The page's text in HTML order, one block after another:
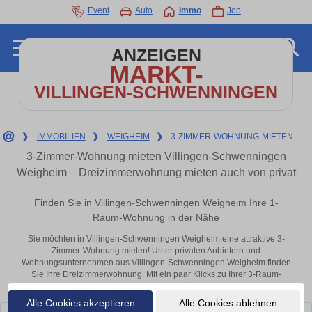
Alle Cookies akzeptieren Alle Cookies ablehnen
Event Auto Immo Job
ANZEIGEN
MARKT-
VILLINGEN-SCHWENNINGEN
❯ IMMOBILIEN ❯ WEIGHEIM ❯ 3-ZIMMER-WOHNUNG-MIETEN
3-Zimmer-Wohnung mieten Villingen-Schwenningen
Weigheim – Dreizimmerwohnung mieten auch von privat
Finden Sie in Villingen-Schwenningen Weigheim Ihre 1-
Raum-Wohnung in der Nähe
Sie möchten in Villingen-Schwenningen Weigheim eine attraktive 3-
Zimmer-Wohnung mieten! Unter privaten Anbietern und
Wohnungsunternehmen aus Villingen-Schwenningen Weigheim finden
Sie Ihre Dreizimmerwohnung. Mit ein paar Klicks zu Ihrer 3-Raum-
Wohnung in der Nähe.